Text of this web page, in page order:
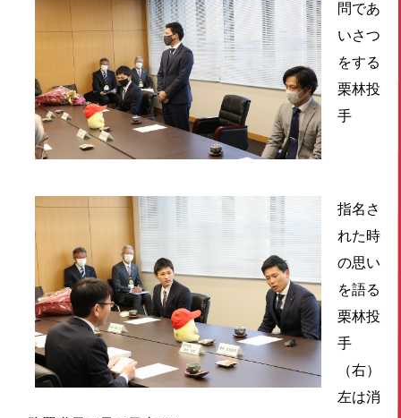
問であ
いさつ
をする
栗林投
手
指名さ
れた時
の思い
を語る
栗林投
手
（右）
左は消